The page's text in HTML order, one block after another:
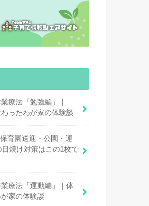
療法「勉強編」｜
ったわが家の体験談
育園送迎・公園・運
焼け対策はこの1枚で
療法「運動編」｜体
家の体験談